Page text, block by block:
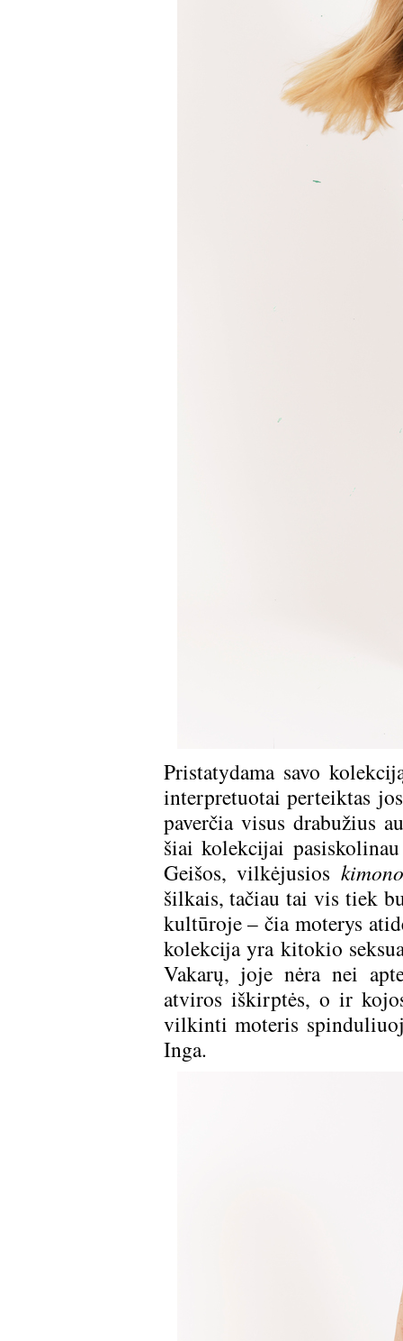
Pristatydama savo
interpretuotai perteiktas
paverčia visus drabužius
šiai kolekcijai
Geišos, vilkėjusios kimono
šilkais, tačiau tai vis tiek
kultūroje – čia moterys
kolekcija yra kitokio
Vakarų, joje nėra nei
atviros iškirptės, o ir
vilkinti moteris
Inga.